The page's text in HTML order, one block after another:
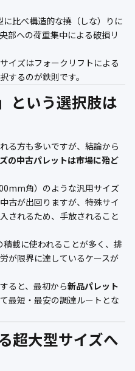
に比べ構造的な撓（しな）りに
部への荷重集中による破損リ
イズはフォークリフトによる
するのが鉄則です。
という選択肢は
る方も多いですが、結論から
の中古パレットは市場に殆ど
角）のような汎用サイズ
古が出回りますが、特殊サイ
されるため、手放されること
載に使われることが多く、排
が限界に達しているケースが
ると、最初から新品パレット
最短・最安の調達ルートとな
超大型サイズへ